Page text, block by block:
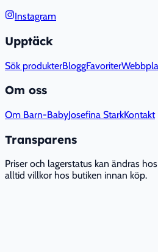
Instagram
Upptäck
Sök produkterBloggFavoriter
Om oss
Om Barn-BabyJosefina StarkKontakt
Transparens
Priser och lagerstatus kan ändras
alltid villkor hos butiken innan köp.